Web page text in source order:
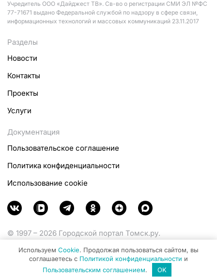
Учредитель ООО «Дайджест ТВ». Св-во о регистрации СМИ ЭЛ №ФС
77-71671 выдано Федеральной службой по надзору в сфере связи,
информационных технологий и массовых коммуникаций 23.11.2017
Разделы
Новости
Контакты
Проекты
Услуги
Документация
Пользовательское соглашение
Политика конфиденциальности
Использование cookie
© 1997 – 2026 Городской портал Томск.ру.
Министерства цифрового развития, связи и массовых
коммуникаций Российской Федерации.
Используем Cookie. Продолжая пользоваться сайтом, вы
соглашаетесь с Политикой конфиденциальности и
Пользовательским соглашением. OK